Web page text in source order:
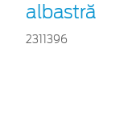
albastră
2311396